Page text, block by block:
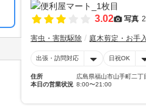
3.02 写真
害虫・害獣駆除 庭木剪定・お手
出張・訪問対応 日祝OK
住所
広島県福山市山手町二丁
本日の営業状況 8:00〜21:00